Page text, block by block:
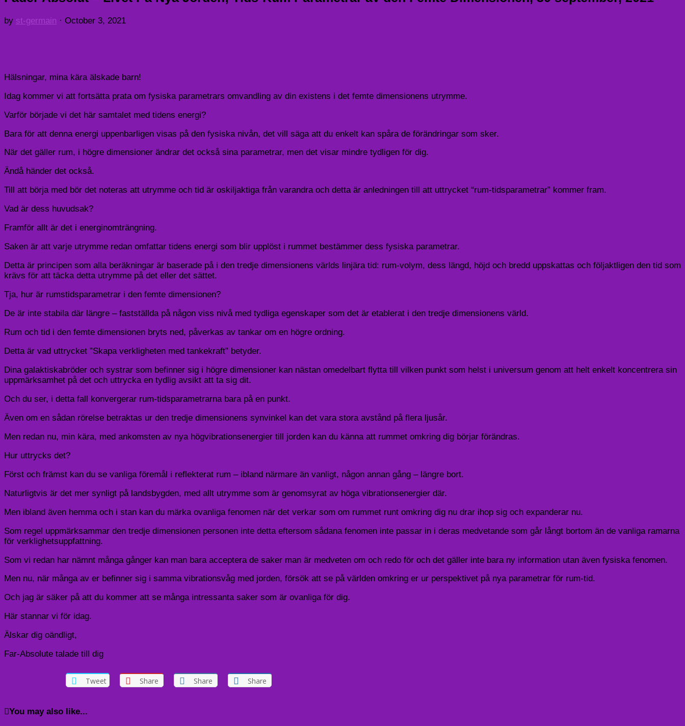
by st-germain · October 3, 2021
Hälsningar, mina kära älskade barn!
Idag kommer vi att fortsätta prata om fysiska parametrars omvandling av din existens i det femte dimensionens utrymme.
Varför började vi det här samtalet med tidens energi?
Bara för att denna energi uppenbarligen visas på den fysiska nivån, det vill säga att du enkelt kan spåra de förändringar som sker.
När det gäller rum, i högre dimensioner ändrar det också sina parametrar, men det visar mindre tydligen för dig.
Ändå händer det också.
Till att börja med bör det noteras att utrymme och tid är oskiljaktiga från varandra och detta är anledningen till att uttrycket “rum-tidsparametrar” kommer fram.
Vad är dess huvudsak?
Framför allt är det i energinomträngning.
Saken är att varje utrymme redan omfattar tidens energi som blir upplöst i rummet bestämmer dess fysiska parametrar.
Detta är principen som alla beräkningar är baserade på i den tredje dimensionens världs linjära tid: rum-volym, dess längd, höjd och bredd uppskattas och följaktligen den tid som
krävs för att täcka detta utrymme på det eller det sättet.
Tja, hur är rumstidsparametrar i den femte dimensionen?
De är inte stabila där längre – fastställda på någon viss nivå med tydliga egenskaper som det är etablerat i den tredje dimensionens värld.
Rum och tid i den femte dimensionen bryts ned, påverkas av tankar om en högre ordning.
Detta är vad uttrycket ”Skapa verkligheten med tankekraft” betyder.
Dina galaktiskabröder och systrar som befinner sig i högre dimensioner kan nästan omedelbart flytta till vilken punkt som helst i universum genom att helt enkelt koncentrera sin
uppmärksamhet på det och uttrycka en tydlig avsikt att ta sig dit.
Och du ser, i detta fall konvergerar rum-tidsparametrarna bara på en punkt.
Även om en sådan rörelse betraktas ur den tredje dimensionens synvinkel kan det vara stora avstånd på flera ljusår.
Men redan nu, min kära, med ankomsten av nya högvibrationsenergier till jorden kan du känna att rummet omkring dig börjar förändras.
Hur uttrycks det?
Först och främst kan du se vanliga föremål i reflekterat rum – ibland närmare än vanligt, någon annan gång – längre bort.
Naturligtvis är det mer synligt på landsbygden, med allt utrymme som är genomsyrat av höga vibrationsenergier där.
Men ibland även hemma och i stan kan du märka ovanliga fenomen när det verkar som om rummet runt omkring dig nu drar ihop sig och expanderar nu.
Som regel uppmärksammar den tredje dimensionen personen inte detta eftersom sådana fenomen inte passar in i deras medvetande som går långt bortom än de vanliga ramarna
för verklighetsuppfattning.
Som vi redan har nämnt många gånger kan man bara acceptera de saker man är medveten om och redo för och det gäller inte bara ny information utan även fysiska fenomen.
Men nu, när många av er befinner sig i samma vibrationsvåg med jorden, försök att se på världen omkring er ur perspektivet på nya parametrar för rum-tid.
Och jag är säker på att du kommer att se många intressanta saker som är ovanliga för dig.
Här stannar vi för idag.
Älskar dig oändligt,
Far-Absolute talade till dig
Tweet Share Share Share
You may also like...